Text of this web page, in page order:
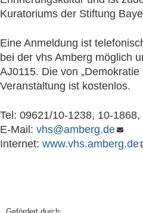
Kuratoriums der Stiftung
Eine Anmeldung ist
bei der vhs Amberg möglich
AJ0115. Die von „Demokratie
Veranstaltung ist kostenlos.
Tel: 09621/10-1238, 10-
E-Mail: vhs@amberg.de
Internet: www.vhs.amberg.de